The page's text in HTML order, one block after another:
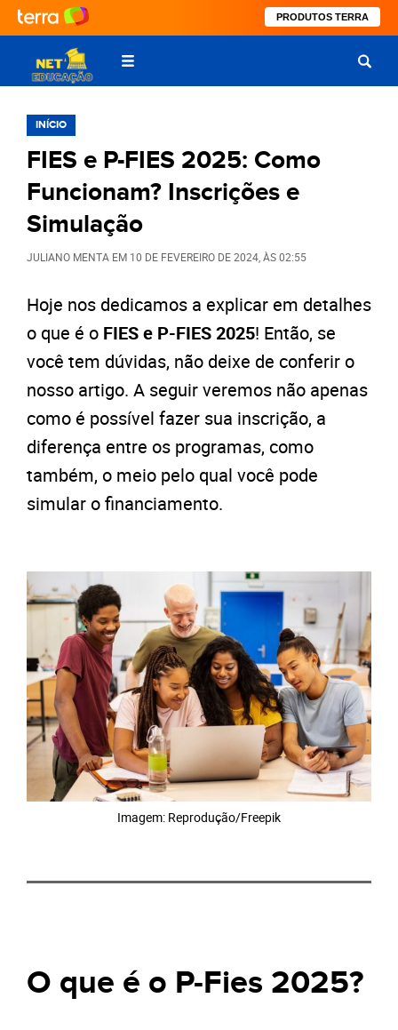
PRODUTOS TERRA
INÍCIO
FIES e P-FIES 2025: Como
Funcionam? Inscrições e
Simulação
JULIANO MENTA EM 10 DE FEVEREIRO DE 2024 , ÀS02:55
Hoje nos dedicamos a explicar em detalhes
o que é o FIES e P-FIES 2025! Então, se
você tem dúvidas, não deixe de conferir o
nosso artigo. A seguir veremos não apenas
como é possível fazer sua inscrição, a
diferença entre os programas, como
também, o meio pelo qual você pode
simular o financiamento.
Imagem: Reprodução/Freepik
O que é o P-Fies 2025?